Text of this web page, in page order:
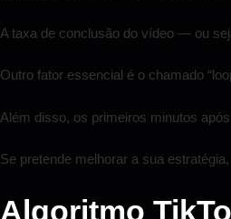
A taxa de conclusão do vídeo — ou
Outro fator essencial é o chamado
Além disso, os primeiros minutos
Se pretende melhorar a sua
Algoritmo